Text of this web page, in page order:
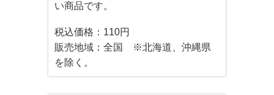
い商品です。
税込価格：110円
販売地域：全国 ※北海道、沖縄県
を除く。